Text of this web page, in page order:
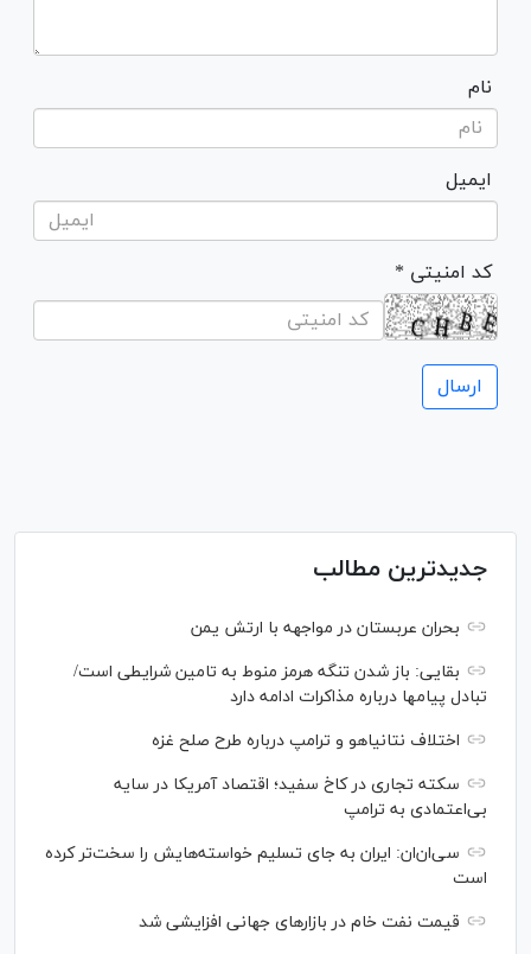
نام
ایمیل
* کد امنیتی
جدیدترین مطالب
بحران عربستان در مواجهه با ارتش یمن
بقایی: باز شدن تنگه هرمز منوط به تامین شرایطی است/
تبادل پیام‎ها درباره مذاکرات ادامه دارد
اختلاف نتانیاهو و ترامپ درباره طرح صلح غزه
سکته تجاری در کاخ سفید؛ اقتصاد آمریکا در سایه
بی‌اعتمادی به ترامپ
سی‌ان‌ان: ایران به جای تسلیم خواسته‌هایش را سخت‎‌تر کرده
است
قیمت نفت خام در بازارهای جهانی افزایشی شد